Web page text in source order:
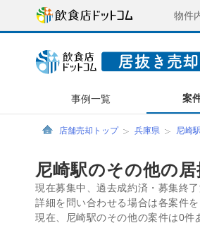
物件
事例一覧 案
店舗売却トップ 兵庫県 尼崎駅
尼崎駅のその他の
現在募集中、過去成約済・募集終
詳細を問い合わせる場合は各案件
現在、尼崎駅のその他の案件は0件